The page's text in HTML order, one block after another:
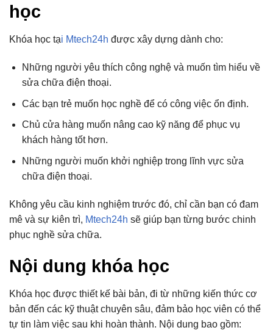
học
Khóa học tại Mtech24h được xây dựng dành cho:
Những người yêu thích công nghệ và muốn tìm hiểu về
sửa chữa điện thoại.
Các bạn trẻ muốn học nghề để có công việc ổn định.
Chủ cửa hàng muốn nâng cao kỹ năng để phục vụ
khách hàng tốt hơn.
Những người muốn khởi nghiệp trong lĩnh vực sửa
chữa điện thoại.
Không yêu cầu kinh nghiệm trước đó, chỉ cần bạn có đam
mê và sự kiên trì, Mtech24h sẽ giúp bạn từng bước chinh
phục nghề sửa chữa.
Nội dung khóa học
Khóa học được thiết kế bài bản, đi từ những kiến thức cơ
bản đến các kỹ thuật chuyên sâu, đảm bảo học viên có thể
tự tin làm việc sau khi hoàn thành. Nội dung bao gồm: